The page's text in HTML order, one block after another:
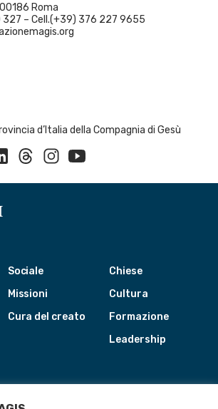
Roma
– Cell.(+39) 376 227 9655
d’Italia della Compagnia di Gesù
ThreadsInstagramYoutube
Sociale
Missioni
Cura del creato
Chiese
Cultura
Formazione
Leadership